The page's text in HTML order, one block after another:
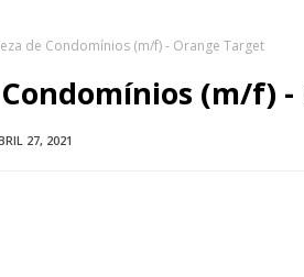
de Condomínios (m/f) - Orange Target
(m/f)
27, 2021